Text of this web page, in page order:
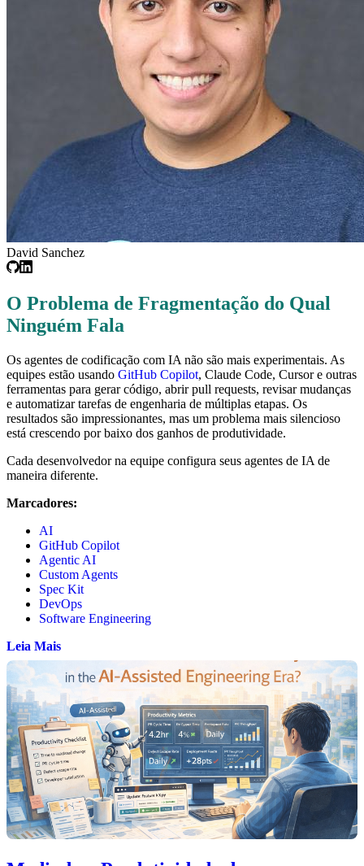
David Sanchez
O Problema de Fragmentação do Qual
Ninguém Fala
Os agentes de codificação com IA não são mais experimentais. As
equipes estão usando GitHub Copilot, Claude Code, Cursor e outras
ferramentas para gerar código, abrir pull requests, revisar mudanças
e automatizar tarefas de engenharia de múltiplas etapas. Os
resultados são impressionantes, mas um problema mais silencioso
está crescendo por baixo dos ganhos de produtividade.
Cada desenvolvedor na equipe configura seus agentes de IA de
maneira diferente.
Marcadores:
AI
GitHub Copilot
Agentic AI
Custom Agents
Spec Kit
DevOps
Software Engineering
Leia Mais